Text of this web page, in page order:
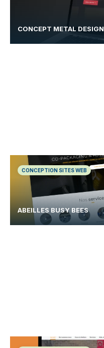
CONCEPT METAL DESIGN
CONCEPTION SITES WEB
ABEILLES BUSY BEES